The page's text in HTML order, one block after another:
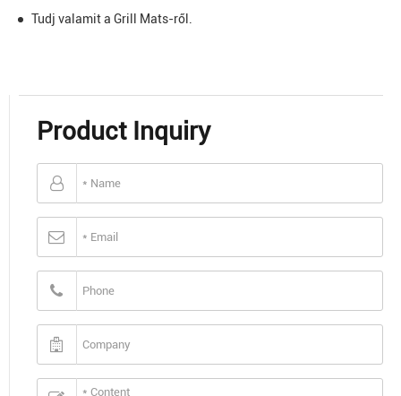
Tudj valamit a Grill Mats-ről.
Product Inquiry